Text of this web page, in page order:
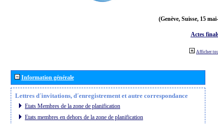
(Genève, Suisse, 15
Actes
Afficher
Information générale
Lettres d´invitations, d´enregistrement et autre correspondance
Etats Membres de la zone de planification
Etats membres en dehors de la zone de planification